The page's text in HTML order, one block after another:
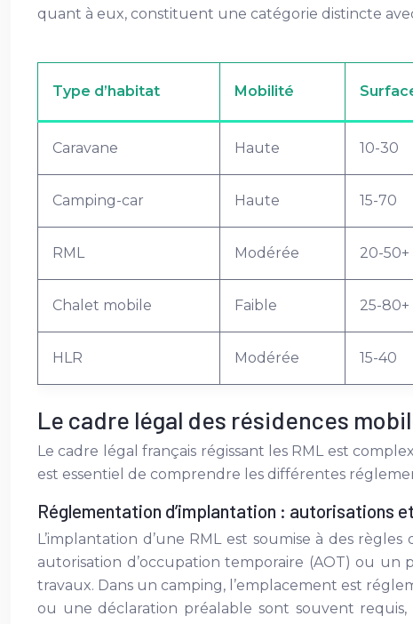
quant à eux, constituent une catégorie distincte
Type d’habitat Mobilité
Caravane Haute 10-30
Camping-car Haute 15-70
RML Modérée 20-50+
Chalet mobile Faible 25-80+
HLR Modérée 15-40
Le cadre légal des résidences
Le cadre légal français régissant les RML est
est essentiel de comprendre les différentes
Réglementation d’implantation : autorisations
L’implantation d’une RML est soumise à des
autorisation d’occupation temporaire (AOT) ou
travaux. Dans un camping, l’emplacement est
ou une déclaration préalable sont souvent